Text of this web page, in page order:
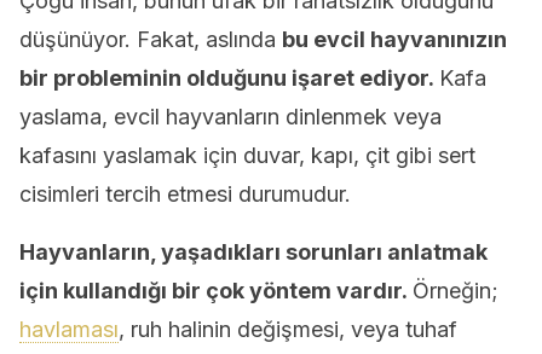
düşünüyor. Fakat, aslında bu evcil hayvanınızın
bir probleminin olduğunu işaret ediyor. Kafa
yaslama, evcil hayvanların dinlenmek veya
kafasını yaslamak için duvar, kapı, çit gibi sert
cisimleri tercih etmesi durumudur.
Hayvanların, yaşadıkları sorunları anlatmak
için kullandığı bir çok yöntem vardır. Örneğin;
havlaması, ruh halinin değişmesi, veya tuhaf